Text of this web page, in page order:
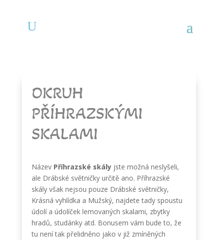
OKRUH
PŘÍHRAZSKÝMI
SKALAMI
Název Příhrazské skály jste možná neslyšeli,
ale Drábské světničky určitě ano. Příhrazské
skály však nejsou pouze Drábské světničky,
Krásná vyhlídka a Mužský, najdete tady spoustu
údolí a údolíček lemovaných skalami, zbytky
hradů, studánky atd. Bonusem vám bude to, že
tu není tak přelidněno jako v již zmíněných